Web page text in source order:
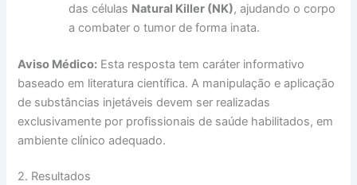
das células Natural Killer (NK), ajudando o corpo
a combater o tumor de forma inata.
Aviso Médico: Esta resposta tem caráter informativo
baseado em literatura científica. A manipulação e aplicação
de substâncias injetáveis devem ser realizadas
exclusivamente por profissionais de saúde habilitados, em
ambiente clínico adequado.
2. Resultados